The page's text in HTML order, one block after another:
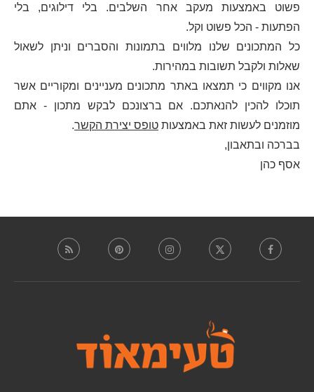
פשוט באמצעות מעקב אחר השלבים. בלי דילוגים, בלי
הפתעות - הכל פשוט וקל.
כל המתכונים שלנו מלווים בתמונות והסברים וניתן לשאול
שאלות ולקבל תשובות במהירות.
אנו מקווים כי תמצאו באתר מתכונים מעניינים ומקוריים אשר
תוכלו להכין להנאתכם. אם ברצונכם לבקש מתכון - אתם
מוזמנים לעשות זאת באמצעות טופס יצירת הקשר.
בברכה ובתאבון,
אסף כהן